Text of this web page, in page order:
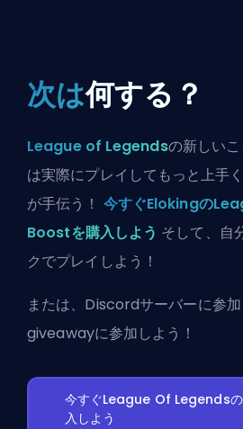
次は何する？
League of Legendsの新しい
は実際にプレイしてもっと上手
が手伝う！ 今すぐElokingの
Boostを購入しよう そして、自
クでプレイしよう！
または、 Discordサーバーに参加
giveawayに参加しよう！
今すぐLeague Of Legends
入しよう